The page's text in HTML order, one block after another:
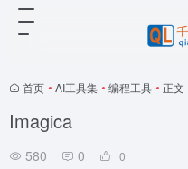
首页 • AI工具集 • 编程工具 • 正文
Imagica
580 0 0